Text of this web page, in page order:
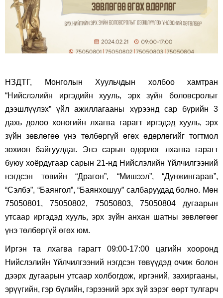
НЗДТГ, Монголын Хуульчдын холбоо хамтран
“Нийслэлийн иргэдийн хууль, эрх зүйн боловсролыг
дээшлүүлэх” үйл ажиллагааны хүрээнд сар бүрийн 3
дахь долоо хоногийн лхагва гарагт иргэдэд хууль, эрх
зүйн зөвлөгөө үнэ төлбөргүй өгөх өдөрлөгийг тогтмол
зохион байгуулдаг. Энэ сарын өдөрлөг лхагва гарагт
буюу хоёрдугаар сарын 21-нд Нийслэлийн Үйлчилгээний
нэгдсэн төвийн “Драгон”, “Мишээл”, “Дүнжингарав”,
“Сэлбэ”, “Баянгол”, “Баянхошуу” салбаруудад болно. Мөн
75050801, 75050802, 75050803, 75050804 дугаарын
утсаар иргэдэд хууль, эрх зүйн анхан шатны зөвлөгөөг
үнэ төлбөргүй өгөх юм.
Иргэн та лхагва гарагт 09:00-17:00 цагийн хооронд
Нийслэлийн Үйлчилгээний нэгдсэн төвүүдэд очиж болон
дээрх дугаарын утсаар холбогдож, иргэний, захиргааны,
эрүүгийн, гэр бүлийн, гэрээний эрх зүй зэрэг өөрт тулгарч